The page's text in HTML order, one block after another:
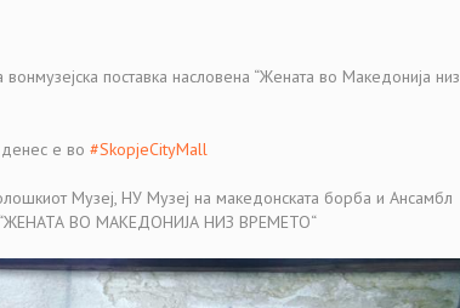
поставка насловена “Жената во Македонија низ
е во #SkopjeCityMall
Музеј, НУ Музеј на македонската борба и Ансамбл
“ЖЕНАТА ВО МАКЕДОНИЈА НИЗ ВРЕМЕТО“